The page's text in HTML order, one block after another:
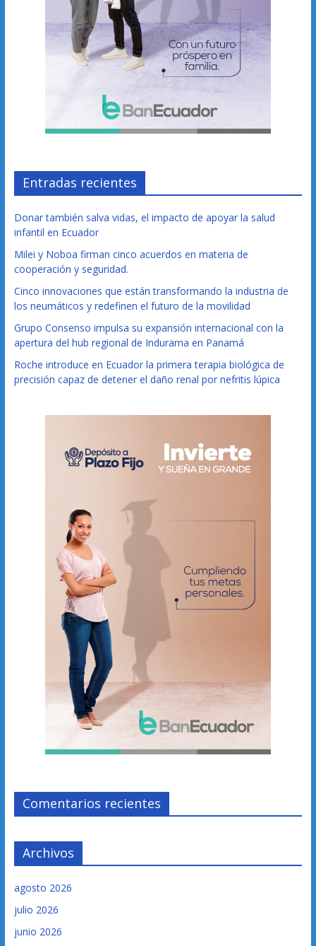
Entradas recientes
Donar también salva vidas, el impacto de apoyar la salud
infantil en Ecuador
Milei y Noboa firman cinco acuerdos en materia de
cooperación y seguridad.
Cinco innovaciones que están transformando la industria de
los neumáticos y redefinen el futuro de la movilidad
Grupo Consenso impulsa su expansión internacional con la
apertura del hub regional de Indurama en Panamá
Roche introduce en Ecuador la primera terapia biológica de
precisión capaz de detener el daño renal por nefritis lúpica
Comentarios recientes
Archivos
agosto 2026
julio 2026
junio 2026